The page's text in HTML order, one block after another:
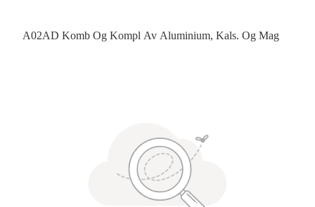
A02AD Komb Og Kompl Av Aluminium, Kals. Og Mag